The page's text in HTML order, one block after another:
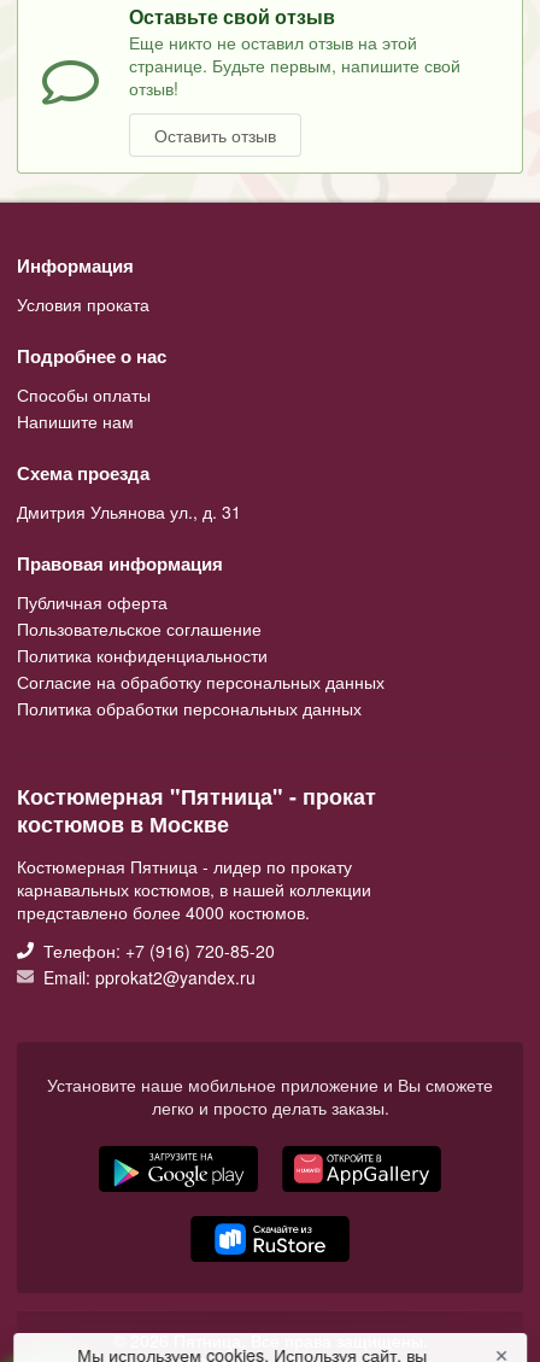
Оставьте свой отзыв
Еще никто не оставил отзыв на этой
странице. Будьте первым, напишите свой
отзыв!
Оставить отзыв
Информация
Условия проката
Подробнее о нас
Способы оплаты
Напишите нам
Схема проезда
Дмитрия Ульянова ул., д. 31
Правовая информация
Публичная оферта
Пользовательское соглашение
Политика конфиденциальности
Согласие на обработку персональных данных
Политика обработки персональных данных
Костюмерная "Пятница" - прокат
костюмов в Москве
Костюмерная Пятница - лидер по прокату
карнавальных костюмов, в нашей коллекции
представлено более 4000 костюмов.
Телефон: +7 (916) 720-85-20
Email: pprokat2@yandex.ru
Установите наше мобильное приложение и Вы сможете
легко и просто делать заказы.
© 2026 Пятница. Все права защищены.
Мы используем cookies. Используя сайт, вы ✕